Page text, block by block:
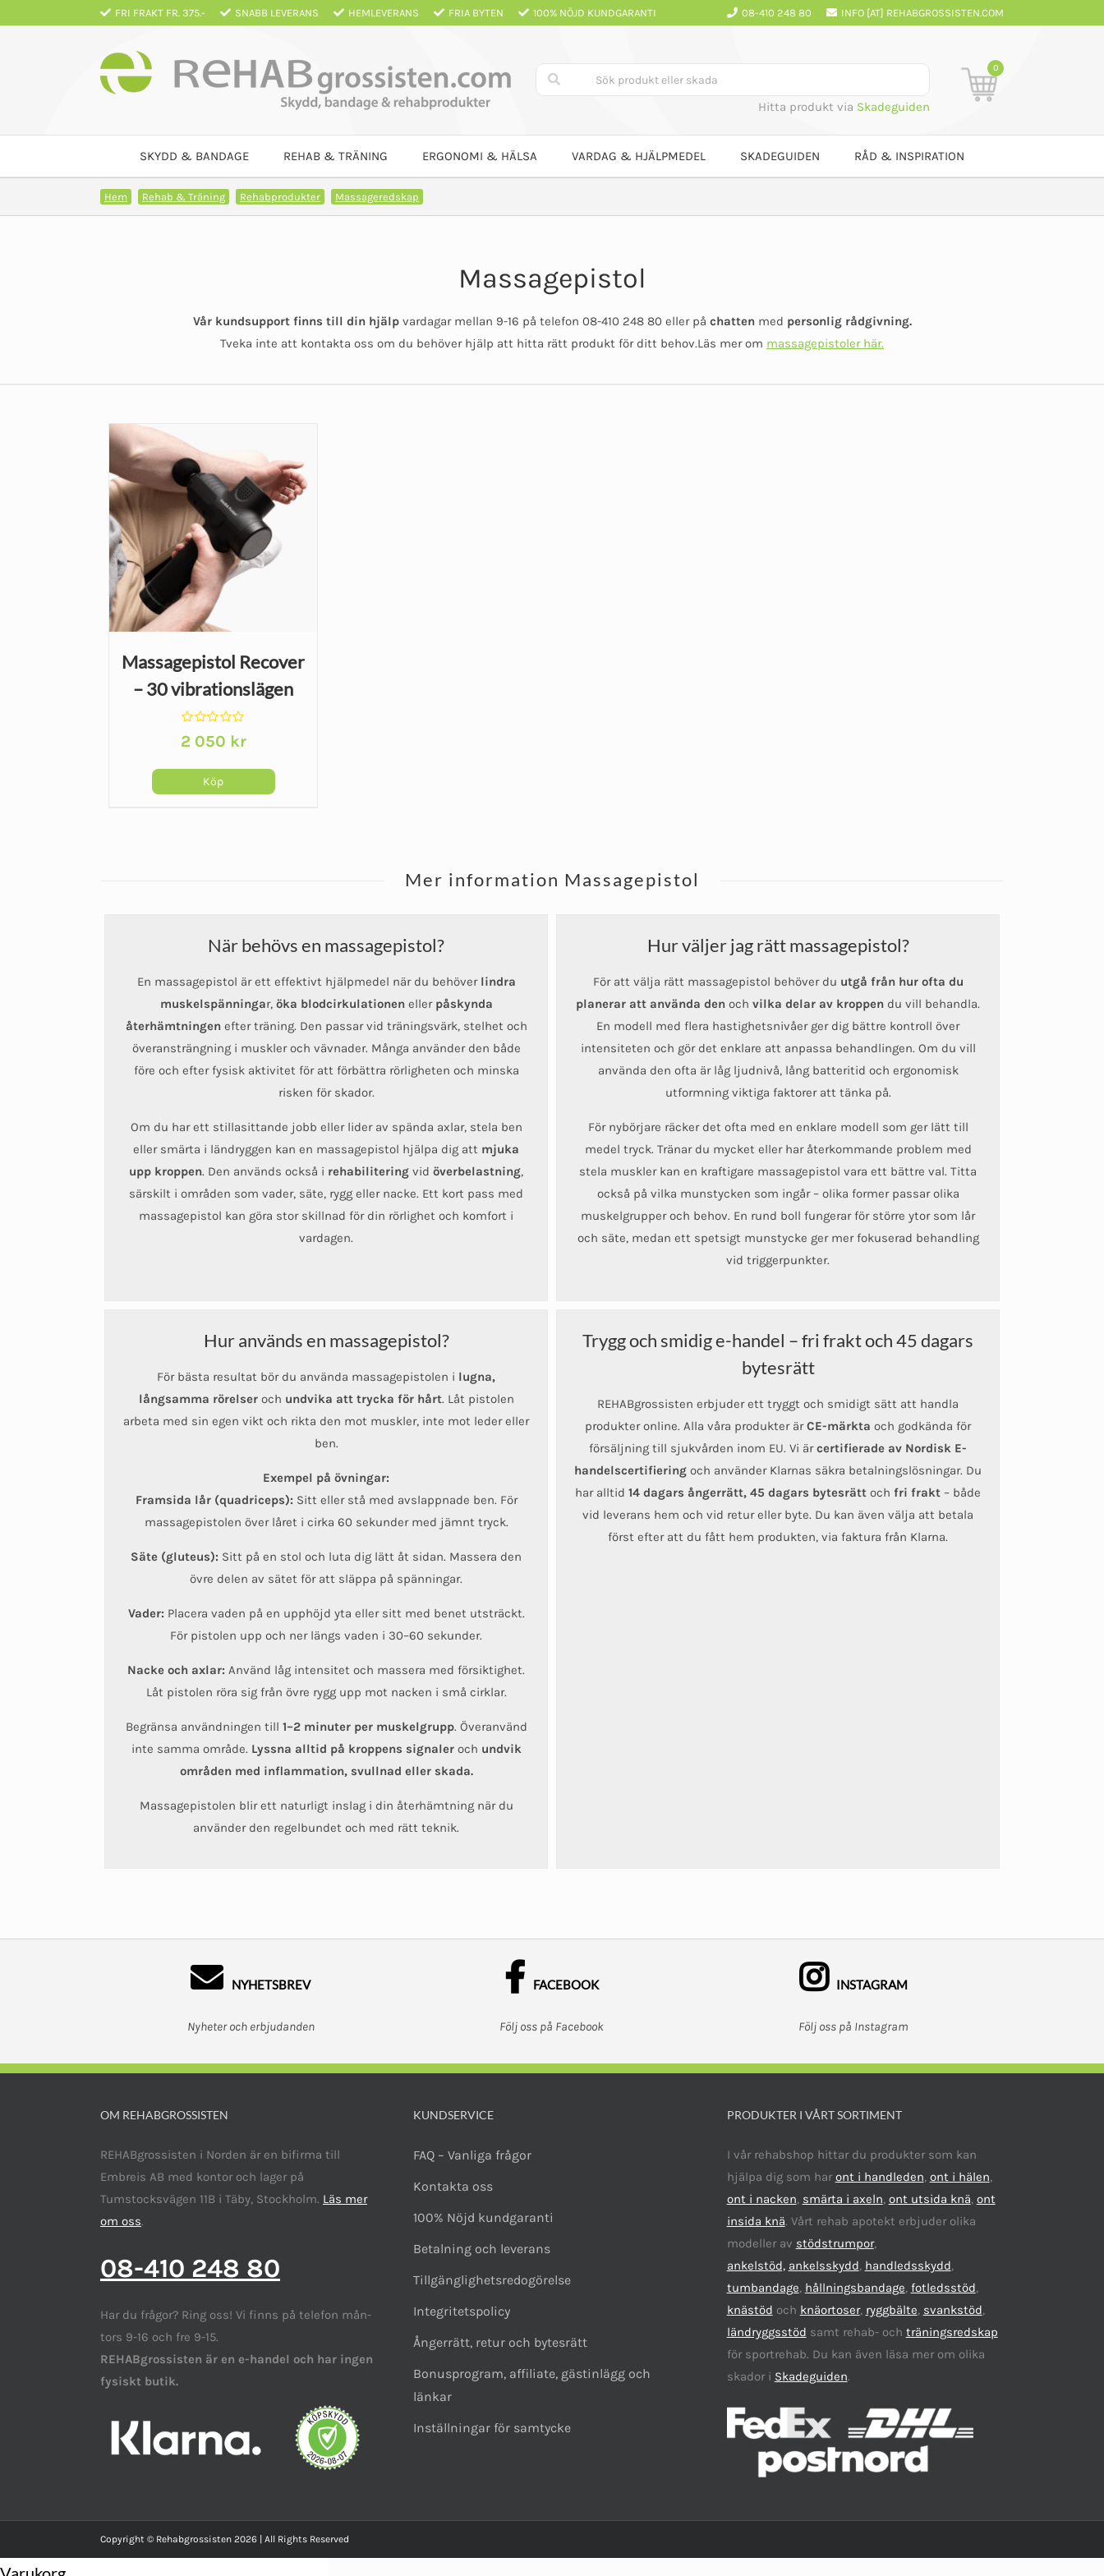
FRI FRAKT FR. 375.- SNABB LEVERANS HEMLEVERANS FRIA BYTEN 100% NÖJD KUNDGARANTI 08-410 248 80 INFO [AT] REHABGROSSISTEN.COM
Hitta produkt via Skadeguiden
0
SKYDD & BANDAGE REHAB & TRÄNING ERGONOMI & HÄLSA VARDAG & HJÄLPMEDEL SKADEGUIDEN RÅD & INSPIRATION
Hem Rehab & Träning Rehabprodukter Massageredskap
Massagepistol
Vår kundsupport finns till din hjälp vardagar mellan 9-16 på telefon 08-410 248 80 eller på chattenmed personlig rådgivning.
Tveka inte att kontakta oss om du behöver hjälp att hitta rätt produkt för ditt behov.Läs mer om massagepistoler här.
Massagepistol Recover
– 30 vibrationslägen
och 5 huvuden
Betygsatt
0
5
2 050 kr
Köp
Mer information Massagepistol
När behövs en massagepistol?
En massagepistol är ett effektivt hjälpmedel när du behöver lindra
muskelspänningar, öka blodcirkulationeneller påskynda
återhämtningenefter träning. Den passar vid träningsvärk, stelhet och
överansträngning i muskler och vävnader. Många använder den både
före och efter fysisk aktivitet för att förbättra rörligheten och minska
risken för skador.
Om du har ett stillasittande jobb eller lider av spända axlar, stela ben
eller smärta i ländryggen kan en massagepistol hjälpa dig att mjuka
upp kroppen. Den används också i rehabilitering vid överbelastning,
särskilt i områden som vader, säte, rygg eller nacke. Ett kort pass med
massagepistol kan göra stor skillnad för din rörlighet och komfort i
vardagen.
Hur väljer jag rätt massagepistol?
För att välja rätt massagepistol behöver du utgå från hur ofta du
planerar att använda den och vilka delar av kroppen du vill behandla.
En modell med flera hastighetsnivåer ger dig bättre kontroll över
intensiteten och gör det enklare att anpassa behandlingen. Om du vill
använda den ofta är låg ljudnivå, lång batteritid och ergonomisk
utformning viktiga faktorer att tänka på.
För nybörjare räcker det ofta med en enklare modell som ger lätt till
medel tryck. Tränar du mycket eller har återkommande problem med
stela muskler kan en kraftigare massagepistol vara ett bättre val. Titta
också på vilka munstycken som ingår – olika former passar olika
muskelgrupper och behov. En rund boll fungerar för större ytor som lår
och säte, medan ett spetsigt munstycke ger mer fokuserad behandling
vid triggerpunkter.
Hur används en massagepistol?
För bästa resultat bör du använda massagepistolen i lugna,
långsamma rörelseroch undvika att trycka för hårt. Låt pistolen
arbeta med sin egen vikt och rikta den mot muskler, inte mot leder eller
ben.
Exempel på övningar:
Framsida lår (quadriceps): Sitt eller stå med avslappnade ben. För
massagepistolen över låret i cirka 60 sekunder med jämnt tryck.
Säte (gluteus): Sitt på en stol och luta dig lätt åt sidan. Massera den
övre delen av sätet för att släppa på spänningar.
Vader: Placera vaden på en upphöjd yta eller sitt med benet utsträckt.
För pistolen upp och ner längs vaden i 30–60 sekunder.
Nacke och axlar: Använd låg intensitet och massera med försiktighet.
Låt pistolen röra sig från övre rygg upp mot nacken i små cirklar.
Begränsa användningen till 1–2 minuter per muskelgrupp. Överanvänd
inte samma område. Lyssna alltid på kroppens signaleroch undvik
områden med inflammation, svullnad eller skada.
Massagepistolen blir ett naturligt inslag i din återhämtning när du
använder den regelbundet och med rätt teknik.
Trygg och smidig e-handel – fri frakt och 45 dagars
bytesrätt
REHABgrossisten erbjuder ett tryggt och smidigt sätt att handla
produkter online. Alla våra produkter ärCE-märkta och godkända för
försäljning till sjukvården inom EU. Vi ärcertifierade av Nordisk E-
handelscertifiering och använder Klarnas säkra betalningslösningar. Du
har alltid 14 dagars ångerrätt, 45 dagars bytesrätt och fri frakt – både
vid leverans hem och vid retur eller byte. Du kan även välja att betala
först efter att du fått hem produkten, via faktura från Klarna.
NYHETSBREV FACEBOOK INSTAGRAM
Nyheter och erbjudanden Följ oss på Facebook Följ oss på Instagram
OM REHABGROSSISTEN
REHABgrossisten i Norden är en bifirma till
Embreis AB med kontor och lager på
Tumstocksvägen 11B i Täby, Stockholm. Läs mer
om oss.
08-410 248 80
Har du frågor? Ring oss! Vi finns på telefon mån-
tors 9-16 och fre 9-15.
REHABgrossisten är en e-handel och har ingen
fysiskt butik.
KUNDSERVICE
FAQ – Vanliga frågor
Kontakta oss
100% Nöjd kundgaranti
Betalning och leverans
Tillgänglighetsredogörelse
Integritetspolicy
Ångerrätt, retur och bytesrätt
Bonusprogram, affiliate, gästinlägg och
länkar
Inställningar för samtycke
PRODUKTER I VÅRT SORTIMENT
I vår rehabshop hittar du produkter som kan
hjälpa dig som haront i handleden, ont i hälen,
ont i nacken, smärta i axeln, ont utsida knä, ont
insida knä. Vårt rehab apotekt erbjuder olika
modeller av stödstrumpor,
ankelstöd, ankelsskydd, handledsskydd,
tumbandage, hållningsbandage, fotledsstöd,
knästöd och knäortoser, ryggbälte, svankstöd,
ländryggsstöd samt rehab- och träningsredskap
för sportrehab. Du kan även läsa mer om olika
skador i Skadeguiden.
Copyright © Rehabgrossisten 2026 | All Rights Reserved